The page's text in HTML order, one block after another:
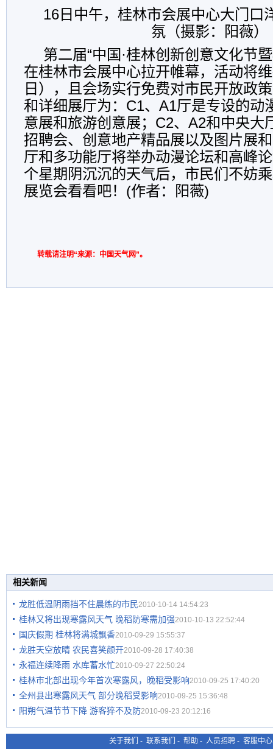
16日中午，桂林市会展中心大门口
氛（摄影：阳薇）
第二届“中国·桂林创新创意文化节
在桂林市会展中心拉开帷幕，活动将
日），且会场实行免费对市民开放政
和详细展厅为：C1、A1厅是专设的动
意展和旅游创意展；C2、A2和中央大
招聘会、创意地产精品展以及图片展
厅和多功能厅将举办动漫论坛和高峰
个星期阴沉沉的天气后，市民们不妨
展览会看看吧！(作者：阳薇)
转载请注明“来源：中国天气网”。
相关新闻
龙胜低温阴雨挡不住晨练的市民2010-10-14 14:54:23
桂林又将出现寒露风天气 晚稻防寒需加强2010-10-13 22:52:44
国庆假期 桂林将满城飘香2010-09-29 15:55:37
龙胜天空放晴 农民喜笑颜开2010-09-28 17:40:38
永福连续降雨 水库蓄水忙2010-09-27 22:50:24
桂林市北部出现今年首次寒露风，晚稻受影响2010-09-25 17:40:20
全州县出寒露风天气 部分晚稻受影响2010-09-25 15:36:48
阳朔气温节节下降 游客猝不及防2010-09-23 20:12:16
关于我们 - 联系我们 - 帮助 - 人员招聘 - 客服中心